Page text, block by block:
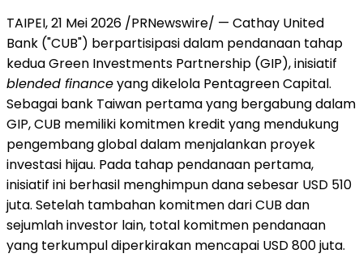
TAIPEI, 21 Mei 2026 /PRNewswire/ — Cathay United
Bank ("CUB") berpartisipasi dalam pendanaan tahap
kedua Green Investments Partnership (GIP), inisiatif
blended financeyang dikelola Pentagreen Capital.
Sebagai bank Taiwan pertama yang bergabung dalam
GIP, CUB memiliki komitmen kredit yang mendukung
pengembang global dalam menjalankan proyek
investasi hijau. Pada tahap pendanaan pertama,
inisiatif ini berhasil menghimpun dana sebesar USD 510
juta. Setelah tambahan komitmen dari CUB dan
sejumlah investor lain, total komitmen pendanaan
yang terkumpul diperkirakan mencapai USD 800 juta.